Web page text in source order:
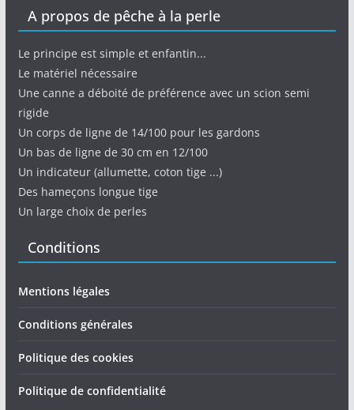
A propos de pêche à la perle
Le principe est simple et enfantin...
Le matériel nécessaire
Une canne a déboité de préférence avec un scion semi
rigide
Un corps de ligne de 14/100 pour les gardons
Un bas de ligne de 30 cm en 12/100
Un indicateur (allumette, coton tige ...)
Des hameçons longue tige
Un large choix de perles
Conditions
Mentions légales
Conditions générales
Politique des cookies
Politique de confidentialité